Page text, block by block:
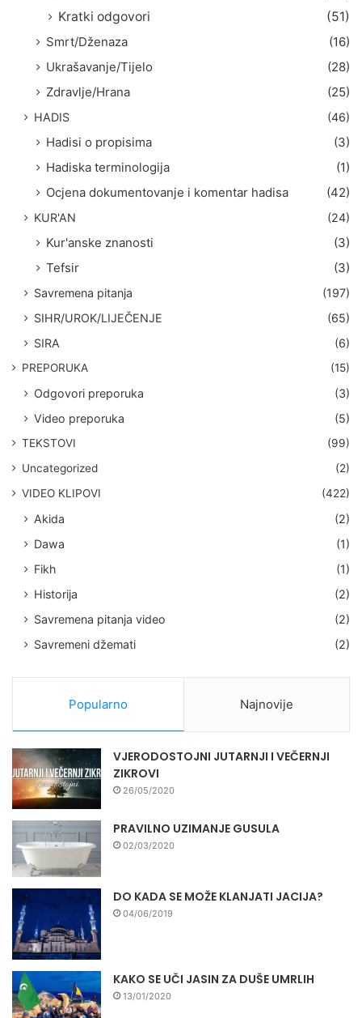
Kratki odgovori
(51)
Smrt/Dženaza
(16)
Ukrašavanje/Tijelo
(28)
Zdravlje/Hrana
(25)
HADIS (46)
Hadisi o propisima
(3)
Hadiska terminologija
(1)
Ocjena dokumentovanje i komentar hadisa
(42)
KUR'AN (24)
Kur'anske znanosti
(3)
Tefsir
(3)
Savremena pitanja
(197)
SIHR/UROK/LIJEČENJE
(65)
SIRA
(6)
PREPORUKA (15)
Odgovori preporuka
(3)
Video preporuka
(5)
TEKSTOVI
(99)
Uncategorized
(2)
VIDEO KLIPOVI
(422)
Akida
(2)
Dawa
(1)
Fikh
(1)
Historija
(2)
Savremena pitanja video
(2)
Savremeni džemati
(2)
Popularno Najnovije
VJERODOSTOJNI JUTARNJI I VEČERNJI
ZIKROVI
26/05/2020
PRAVILNO UZIMANJE GUSULA
02/03/2020
DO KADA SE MOŽE KLANJATI JACIJA?
04/06/2019
KAKO SE UČI JASIN ZA DUŠE UMRLIH
13/01/2020